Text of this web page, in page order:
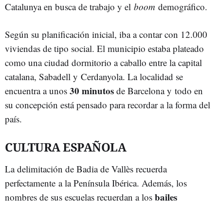
Catalunya en busca de trabajo y el boom demográfico.
Según su planificación inicial, iba a contar con 12.000
viviendas de tipo social. El municipio estaba plateado
como una ciudad dormitorio a caballo entre la capital
catalana, Sabadell y Cerdanyola. La localidad se
encuentra a unos 30 minutos de Barcelona y todo en
su concepción está pensado para recordar a la forma del
país.
CULTURA ESPAÑOLA
La delimitación de Badia de Vallès recuerda
perfectamente a la Península Ibérica. Además, los
nombres de sus escuelas recuerdan a los bailes